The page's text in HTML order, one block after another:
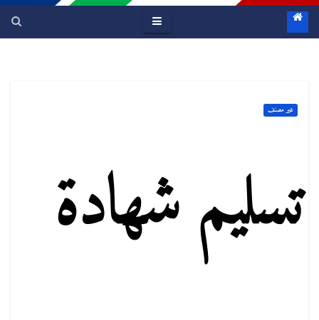
غير مصنف
تسليم شهادة